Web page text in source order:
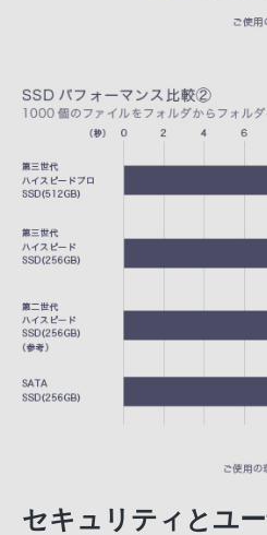
セキュリティとユ